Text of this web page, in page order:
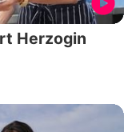
Herzogin